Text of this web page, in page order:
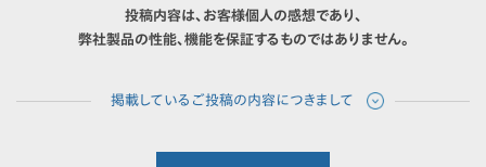
投稿内容は、お客様個人の感想であり、
弊社製品の性能、機能を保証するものではありません。